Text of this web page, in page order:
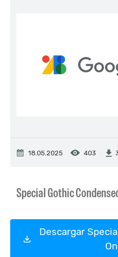
18.05.2025 403
Descargar